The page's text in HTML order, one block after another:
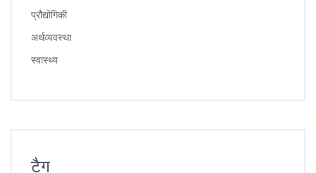
प्रौद्योगिकी
अर्थव्यवस्था
स्वास्थ्य
टैग